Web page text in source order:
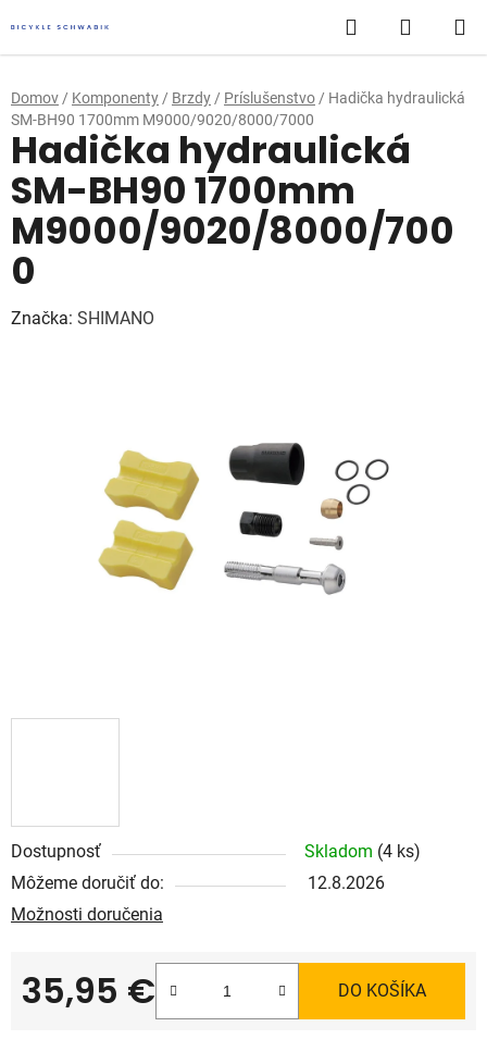
na
obsah
Hľadať
KOŠÍK
Domov / Komponenty / Brzdy / Príslušenstvo / Hadička hydraulická
SM-BH90 1700mm M9000/9020/8000/7000
Dostupnosť Skladom (4 ks)
Môžeme doručiť do:
12.8.2026
Možnosti doručenia
35,95 €
Jednotková cena:
DO KOŠÍKA
Hadička hydraulická
SM-BH90 1700mm
M9000/9020/8000/700
0
Značka: SHIMANO